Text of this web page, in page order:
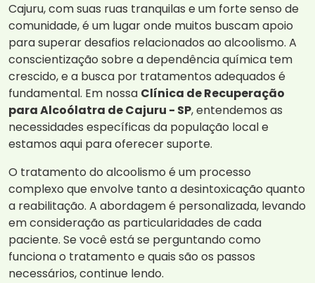
Cajuru, com suas ruas tranquilas e um forte senso de
comunidade, é um lugar onde muitos buscam apoio
para superar desafios relacionados ao alcoolismo. A
conscientização sobre a dependência química tem
crescido, e a busca por tratamentos adequados é
fundamental. Em nossa Clínica de Recuperação
para Alcoólatra de Cajuru - SP, entendemos as
necessidades específicas da população local e
estamos aqui para oferecer suporte.
O tratamento do alcoolismo é um processo
complexo que envolve tanto a desintoxicação quanto
a reabilitação. A abordagem é personalizada, levando
em consideração as particularidades de cada
paciente. Se você está se perguntando como
funciona o tratamento e quais são os passos
necessários, continue lendo.